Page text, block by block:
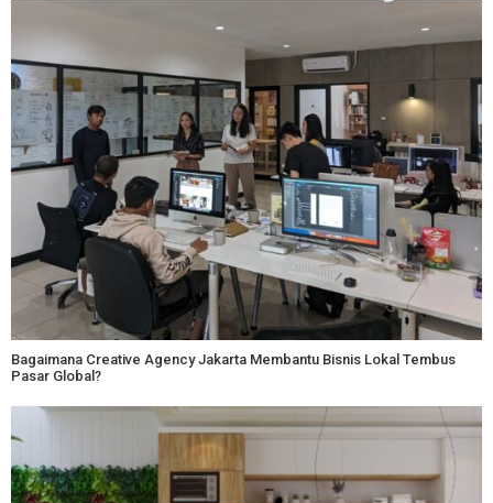
Bagaimana Creative Agency Jakarta Membantu Bisnis Lokal Tembus
Pasar Global?